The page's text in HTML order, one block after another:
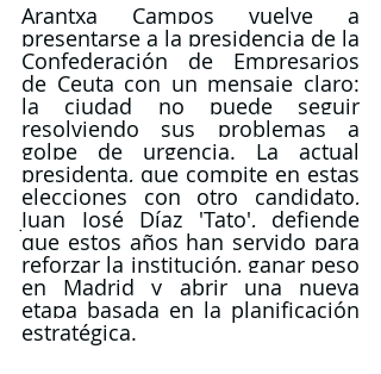
Arantxa Campos vuelve a
presentarse a la presidencia de la
Confederación de Empresarios
de Ceuta con un mensaje claro:
la ciudad no puede seguir
resolviendo sus problemas a
golpe de urgencia. La actual
presidenta, que compite en estas
elecciones con otro candidato,
Juan José Díaz 'Tato', defiende
que estos años han servido para
reforzar la institución, ganar peso
en Madrid y abrir una nueva
etapa basada en la planificación
estratégica.